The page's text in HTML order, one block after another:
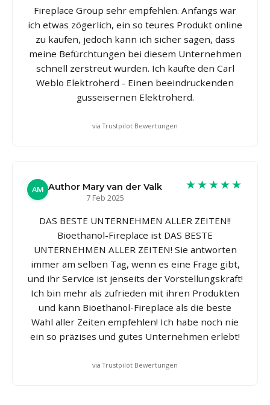
Fireplace Group sehr empfehlen. Anfangs war
ich etwas zögerlich, ein so teures Produkt online
zu kaufen, jedoch kann ich sicher sagen, dass
meine Befürchtungen bei diesem Unternehmen
schnell zerstreut wurden. Ich kaufte den Carl
Weblo Elektroherd - Einen beeindruckenden
gusseisernen Elektroherd.
via Trustpilot Bewertungen
AM Author Mary van der Valk
7 Feb 2025
★★★★★
DAS BESTE UNTERNEHMEN ALLER ZEITEN!!
Bioethanol-Fireplace ist DAS BESTE
UNTERNEHMEN ALLER ZEITEN! Sie antworten
immer am selben Tag, wenn es eine Frage gibt,
und ihr Service ist jenseits der Vorstellungskraft!
Ich bin mehr als zufrieden mit ihren Produkten
und kann Bioethanol-Fireplace als die beste
Wahl aller Zeiten empfehlen! Ich habe noch nie
ein so präzises und gutes Unternehmen erlebt!
via Trustpilot Bewertungen